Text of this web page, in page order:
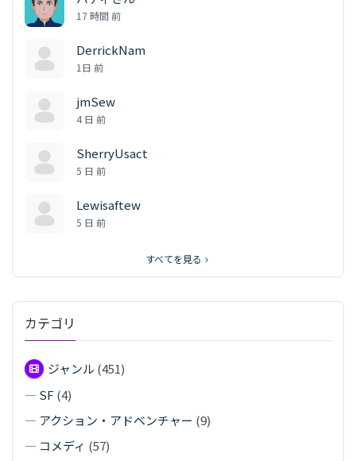
17 時間 前
DerrickNam
1日 前
jmSew
4 日 前
SherryUsact
5 日 前
Lewisaftew
5 日 前
すべてを見る
カテゴリ
ジャンル (451)
— SF (4)
— アクション・アドベンチャー (9)
— コメディ (57)